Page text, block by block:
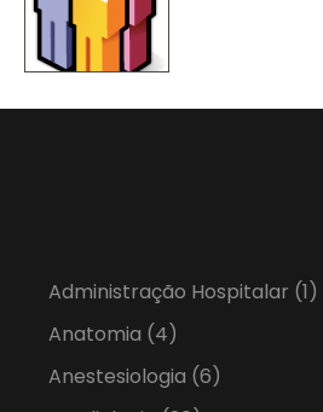
Administração Hospitalar (1)
Anatomia (4)
Anestesiologia (6)